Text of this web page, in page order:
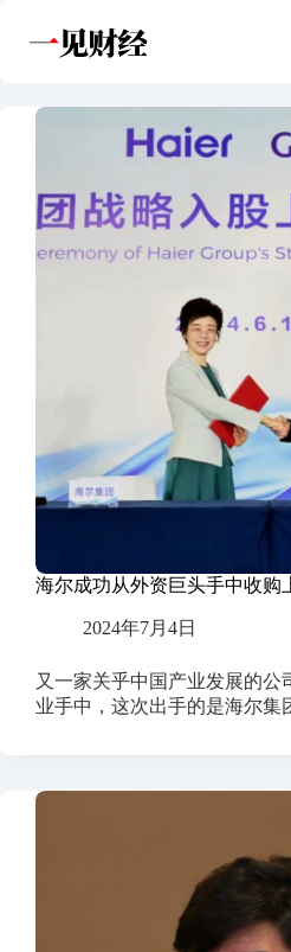
海尔成功从外资巨头手中收购
2024年7月4日
又一家关乎中国产业发展的公
业手中，这次出手的是海尔集